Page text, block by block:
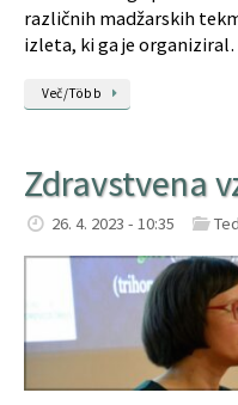
različnih madžarskih
izleta, ki ga je
Več/Több
Zdravstvena
26. 4. 2023 - 10:35